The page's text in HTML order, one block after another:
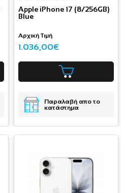
Apple iPhone 17 (8/256GB)
Blue
Αρχική Τιμή
1.036,00€
Παραλαβή απο το
κατάστημα